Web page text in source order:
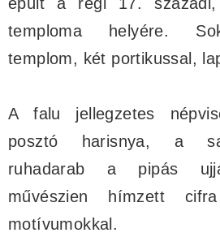
épült a régi 17. századi,
temploma helyére.
templom, két portikussal,
A falu jellegzetes
posztó harisnya, a
ruhadarab a pipás
művészien hímzett
motívumokkal.